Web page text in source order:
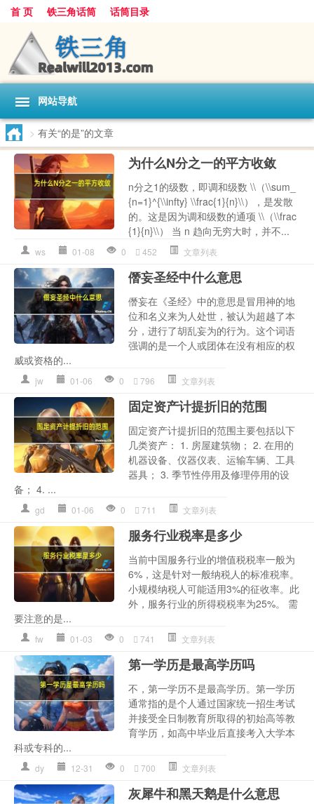
首 页 铁三角话筒 话筒目录
网站导航
> 有关“的是”的文章
为什么N分之一的平方收敛
n分之1的级数，即调和级数 \\（\\sum_
{n=1}^{\\infty} \\frac{1}{n}\\），是发散
的。这是因为调和级数的通项 \\（\\frac
{1}{n}\\） 当 n 趋向无穷大时，并不...
ws 01-08 0 452 文章列表
僭妄圣经中什么意思
僭妄在《圣经》中的意思是冒用神的地
位和名义来为人处世，被认为超越了本
分，进行了胡乱妄为的行为。这个词语
强调的是一个人或团体在没有相应的权
威或资格的...
jw 01-06 0 796 文章列表
固定资产计提折旧的范围
固定资产计提折旧的范围主要包括以下
几类资产： 1. 房屋建筑物； 2. 在用的
机器设备、仪器仪表、运输车辆、工具
器具； 3. 季节性停用及修理停用的设
备； 4. ...
gd 01-06 0 711 文章列表
服务行业税率是多少
当前中国服务行业的增值税税率一般为
6%，这是针对一般纳税人的标准税率。
小规模纳税人可能适用3%的征收率。此
外，服务行业的所得税税率为25%。 需
要注意的是...
fw 01-03 0 741 文章列表
第一学历是最高学历吗
不，第一学历不是最高学历。第一学历
通常指的是个人通过国家统一招生考试
并接受全日制教育所取得的初始高等教
育学历，如高中毕业后直接考入大学本
科或专科的...
dy 12-31 0 700 文章列表
灰犀牛和黑天鹅是什么意思